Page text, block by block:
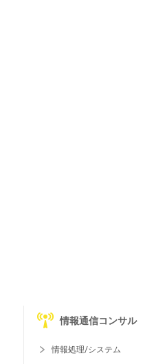
情報通信コンサル
情報処理/システム